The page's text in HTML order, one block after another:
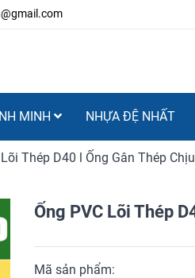
MINH NHỰA ĐỆ NHẤT
Lõi Thép D40 l Ống Gân Thép
Ống PVC Lõi Thép
Mã sản phẩm: